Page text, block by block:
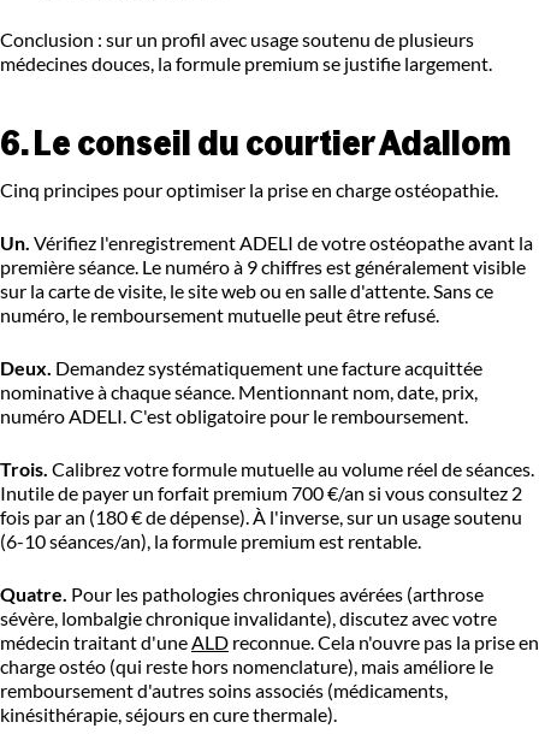
Conclusion : sur un profil avec usage soutenu de plusieurs
médecines douces, la formule premium se justifie largement.
6. Le conseil du courtier Adallom
Cinq principes pour optimiser la prise en charge ostéopathie.
Un. Vérifiez l'enregistrement ADELI de votre ostéopathe avant la
première séance. Le numéro à 9 chiffres est généralement visible
sur la carte de visite, le site web ou en salle d'attente. Sans ce
numéro, le remboursement mutuelle peut être refusé.
Deux. Demandez systématiquement une facture acquittée
nominative à chaque séance. Mentionnant nom, date, prix,
numéro ADELI. C'est obligatoire pour le remboursement.
Trois. Calibrez votre formule mutuelle au volume réel de séances.
Inutile de payer un forfait premium 700 €/an si vous consultez 2
fois par an (180 € de dépense). À l'inverse, sur un usage soutenu
(6-10 séances/an), la formule premium est rentable.
Quatre. Pour les pathologies chroniques avérées (arthrose
sévère, lombalgie chronique invalidante), discutez avec votre
médecin traitant d'uneALD reconnue. Cela n'ouvre pas la prise en
charge ostéo (qui reste hors nomenclature), mais améliore le
remboursement d'autres soins associés (médicaments,
kinésithérapie, séjours en cure thermale).